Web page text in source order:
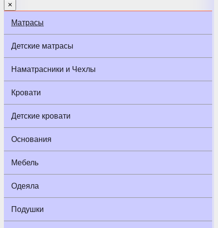
×
Матрасы
Детские матрасы
Наматрасники и Чехлы
Кровати
Детские кровати
Основания
Мебель
Одеяла
Подушки